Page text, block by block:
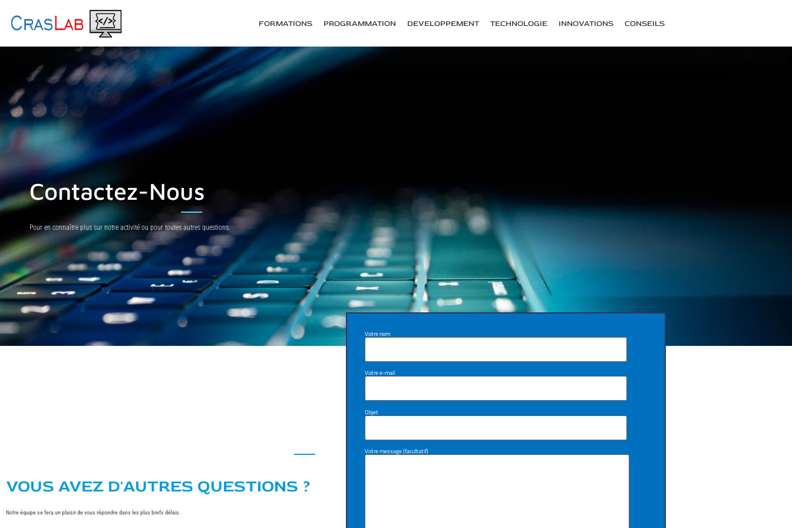
FORMATIONS PROGRAMMATION DEVELOPPEMENT TECHNOLOGIE INNOVATIONS CONSEILS
Contactez-Nous
Pour en connaître plus sur notre activité ou pour toutes autres questions.
VOUS AVEZ D'AUTRES QUESTIONS ?
Notre équipe se fera un plaisir de vous répondre dans les plus brefs délais.
Votre nom
Votre e-mail
Objet
Votre message (facultatif)